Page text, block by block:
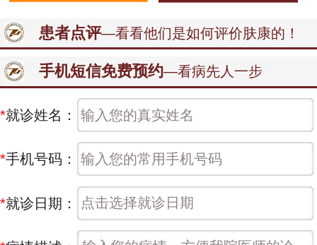
患者点评—看看他们是如何评价肤康的！
手机短信免费预约—看病先人一步
*就诊姓名：
*手机号码：
*就诊日期：